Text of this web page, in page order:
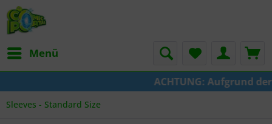
Menü
ACHTUNG: Aufgrund
Sleeves - Standard Size